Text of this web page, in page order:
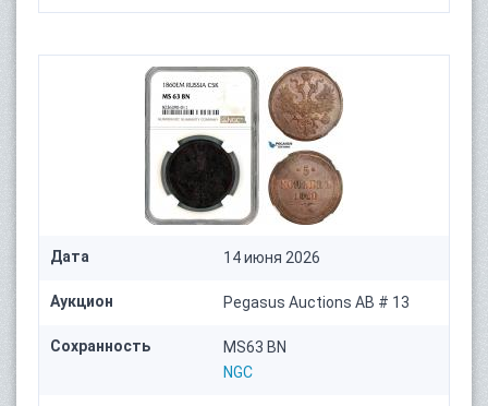
Дата 14 июня 2026
Аукцион Pegasus Auctions AB # 13
Сохранность
MS63 BN
NGC